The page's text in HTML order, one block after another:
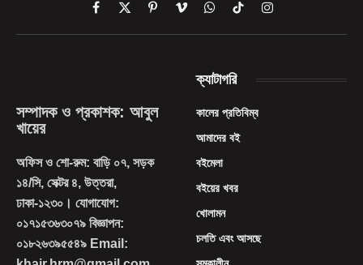
Facebook
X
(Twitter)
PinterestVimeoWhatsAppTikTokInstagram
সম্পাদক ও প্রকাশক: আবুল
খায়ের
অফিস ও শো-রুম: বাড়ি ০৭, সড়ক
১৪/সি, সেক্টর ৪, উত্তরা,
ঢাকা-১২৩০। যোগাযোগ:
০১৭১৫৩৬৩০৭৯ বিজ্ঞাপন:
০১৮২৬৩৯৫৫৪৯ Email:
ক্যাটাগরি
কালের প্রতিবিম্ব
আমাদের বই
বইমেলা
বইয়ের খবর
খোলামন
চলতি এবং আসছে